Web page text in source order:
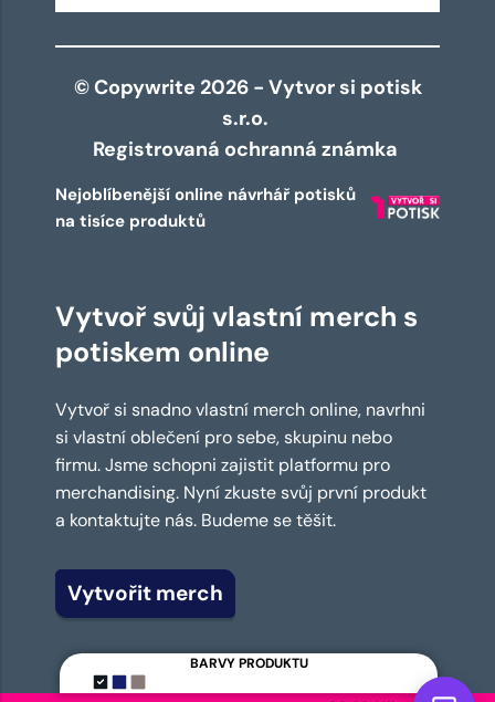
BARVY PRODUKTU
© Copywrite 2026 - Vytvor si potisk
s.r.o.
Registrovaná ochranná známka
Nejoblíbenější online návrhář potisků
na tisíce produktů
Vytvoř svůj vlastní merch s
potiskem online
Vytvoř si snadno vlastní merch online, navrhni
si vlastní oblečení pro sebe, skupinu nebo
firmu. Jsme schopni zajistit platformu pro
merchandising. Nyní zkuste svůj první produkt
a kontaktujte nás. Budeme se těšit.
Vytvořit merch